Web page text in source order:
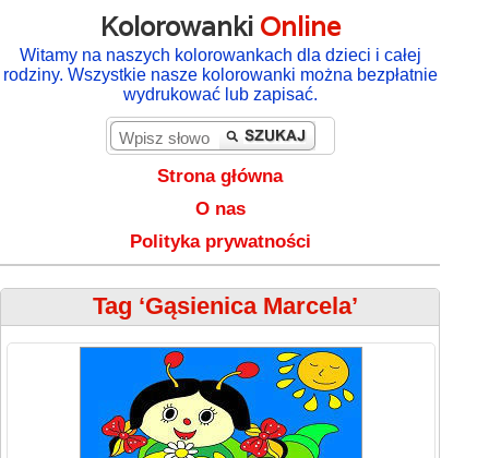
Kolorowanki Online
Witamy na naszych kolorowankach dla dzieci i całej
rodziny. Wszystkie nasze kolorowanki można bezpłatnie
wydrukować lub zapisać.
Strona główna
O nas
Polityka prywatności
Tag ‘Gąsienica Marcela’